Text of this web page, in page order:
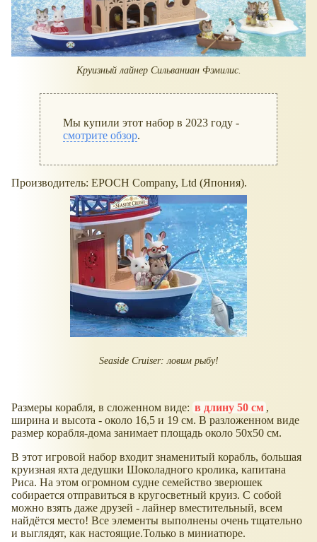
Круизный лайнер Сильваниан Фэмилис.
Мы купили этот набор в 2023 году -
смотрите обзор.
Производитель: EPOCH Company, Ltd (Япония).
Seaside Cruiser: ловим рыбу!
Размеры корабля, в сложенном виде: в длину 50 см ,
ширина и высота - около 16,5 и 19 см. В разложенном виде
размер корабля-дома занимает площадь около 50х50 см.
В этот игровой набор входит знаменитый корабль, большая
круизная яхта дедушки Шоколадного кролика, капитана
Риса. На этом огромном судне семейство зверюшек
собирается отправиться в кругосветный круиз. С собой
можно взять даже друзей - лайнер вместительный, всем
найдётся место! Все элементы выполнены очень тщательно
и выглядят, как настоящие.Только в миниатюре.